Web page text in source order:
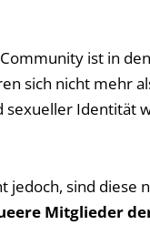
Community ist in
sich nicht mehr
sexueller Identität
jedoch, sind diese
Mitglieder